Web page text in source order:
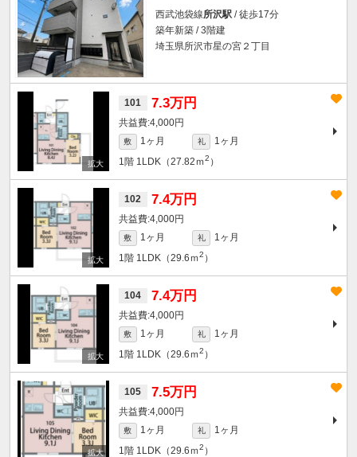
西武池袋線所沢駅 / 徒歩17分
築年新築 / 3階建
埼玉県所沢市星の宮２丁目
101 7.3万円
4,000円
敷 1ヶ月 礼
1ヶ月
1階 1LDK（27.82ｍ2 ）
102 7.4万円
4,000円
敷 1ヶ月 礼
1ヶ月
1階 1LDK（29.6ｍ2 ）
104 7.4万円
4,000円
敷 1ヶ月 礼
1ヶ月
1階 1LDK（29.6ｍ2 ）
105 7.5万円
4,000円
敷 1ヶ月 礼
1ヶ月
1階 1LDK（29.6ｍ2 ）